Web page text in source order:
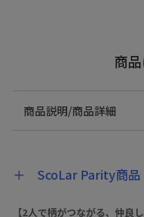
商
商品説明/商品詳細
＋ ScoLar Parity商
【2人で柄がつながる、仲良